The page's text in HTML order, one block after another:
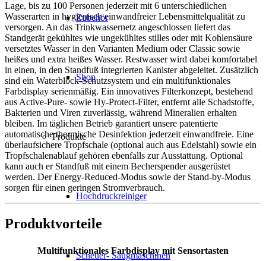
Zubehör
Shop
Produkte
Hochdruckreiniger
Scheuer- Saugmaschinen
Lage, bis zu 100 Personen jederzeit mit 6 unterschiedlichen
Wasserarten in hygienisch einwandfreier Lebensmittelqualität zu
versorgen. An das Trinkwassernetz angeschlossen liefert das
Standgerät gekühltes wie ungekühltes stilles oder mit Kohlensäure
versetztes Wasser in den Varianten Medium oder Classic sowie
heißes und extra heißes Wasser. Restwasser wird dabei komfortabel
in einen, in den Standfuß integrierten Kanister abgeleitet. Zusätzlich
sind ein Waterblock-Schutzsystem und ein multifunktionales
Farbdisplay serienmäßig. Ein innovatives Filterkonzept, bestehend
aus Active-Pure- sowie Hy-Protect-Filter, entfernt alle Schadstoffe,
Bakterien und Viren zuverlässig, während Mineralien erhalten
bleiben. Im täglichen Betrieb garantiert unsere patentierte
automatische thermische Desinfektion jederzeit einwandfreie. Eine
überlaufsichere Tropfschale (optional auch aus Edelstahl) sowie ein
Tropfschalenablauf gehören ebenfalls zur Ausstattung. Optional
kann auch er Standfuß mit einem Becherspender ausgerüstet
werden. Der Energy-Reduced-Modus sowie der Stand-by-Modus
sorgen für einen geringen Stromverbrauch.
Produktvorteile
Multifunktionales Farbdisplay mit Sensortasten